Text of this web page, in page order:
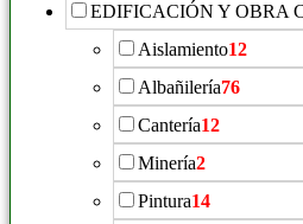
EDIFICACIÓN Y OBRA
Aislamiento12
Albañilería76
Cantería12
Minería2
Pintura14